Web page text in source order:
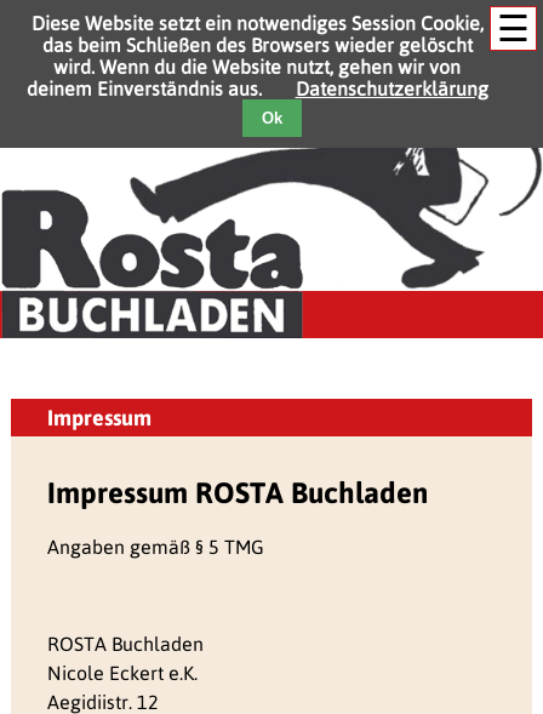
☰
Impressum
Impressum ROSTA Buchladen
Angaben gemäß § 5 TMG
ROSTA Buchladen
Nicole Eckert e.K.
Aegidiistr. 12
Diese Website setzt ein notwendiges Session Cookie,
das beim Schließen des Browsers wieder gelöscht
wird. Wenn du die Website nutzt, gehen wir von
deinem Einverständnis aus.
Datenschutzerklärung
Ok